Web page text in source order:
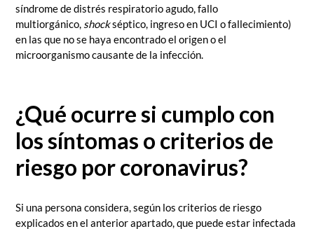
síndrome de distrés respiratorio agudo, fallo
multiorgánico, shockséptico, ingreso en UCI o fallecimiento)
en las que no se haya encontrado el origen o el
microorganismo causante de la infección.
¿Qué ocurre si cumplo con
los síntomas o criterios de
riesgo por coronavirus?
Si una persona considera, según los criterios de riesgo
explicados en el anterior apartado, que puede estar infectada